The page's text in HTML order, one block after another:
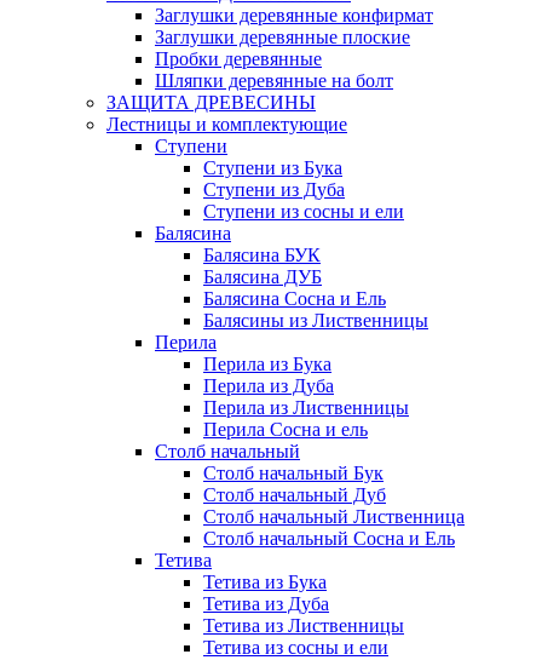
Заглушки деревянные конфирмат
Заглушки деревянные плоские
Пробки деревянные
Шляпки деревянные на болт
ЗАЩИТА ДРЕВЕСИНЫ
Лестницы и комплектующие
Ступени
Ступени из Бука
Ступени из Дуба
Ступени из сосны и ели
Балясина
Балясина БУК
Балясина ДУБ
Балясина Сосна и Ель
Балясины из Лиственницы
Перила
Перила из Бука
Перила из Дуба
Перила из Лиственницы
Перила Сосна и ель
Столб начальный
Столб начальный Бук
Столб начальный Дуб
Столб начальный Лиственница
Столб начальный Сосна и Ель
Тетива
Тетива из Бука
Тетива из Дуба
Тетива из Лиственницы
Тетива из сосны и ели